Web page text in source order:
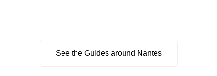
See the Guides around Nantes